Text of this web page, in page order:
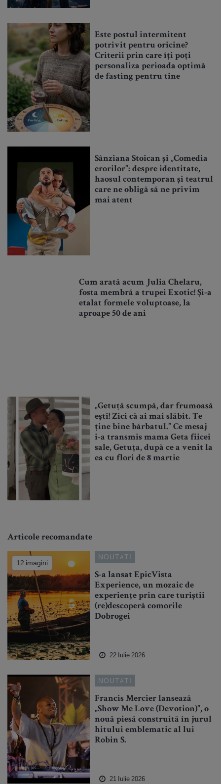
Este postul intermitent
potrivit pentru oricine?
Criterii prin care îți poți
personaliza perioada optimă
de fasting pentru tine
Sânziana Stoican și „Comedia
erorilor”: despre identitate,
haosul contemporan și teatrul
care ne obligă să ne privim
mai atent
Cum arată acum Julia Chelaru,
fosta membră a trupei Exotic! Și-a
etalat formele voluptoase, la
aproape 50 de ani
„Getuță scumpă, dar frumoasă
ești! Zici că ai mai slăbit. Te
ține bine bărbatul.” Ce mesaj
i-a transmis mama Geta fiicei
sale, Getuța, după ce a venit la
ea cu flori de 8 martie
Articole recomandate
12 imagini
NOUTATI
S-a lansat EpicVista
Experience, un mozaic de
experiențe prin care turiștii
(re)descoperă comorile
Dobrogei
22 Iulie 2026
NOUTATI
Francis Mercier lansează
„Show Me Love (Devotion)”, o
nouă piesă construită în jurul
hitului emblematic al lui
Robin S.
21 Iulie 2026